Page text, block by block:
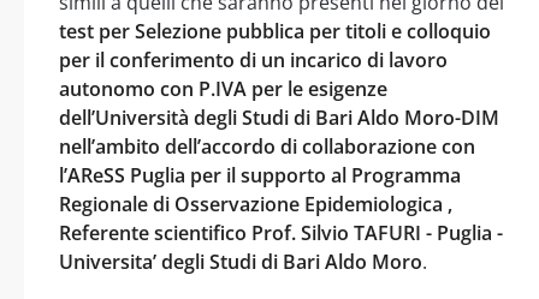
test per Selezione pubblica per titoli e colloquio
per il conferimento di un incarico di lavoro
autonomo con P.IVA per le esigenze
dell’Università degli Studi di Bari Aldo Moro-DIM
nell’ambito dell’accordo di collaborazione con
l’AReSS Puglia per il supporto al Programma
Regionale di Osservazione Epidemiologica ,
Referente scientifico Prof. Silvio TAFURI - Puglia -
Universita’ degli Studi di Bari Aldo Moro.